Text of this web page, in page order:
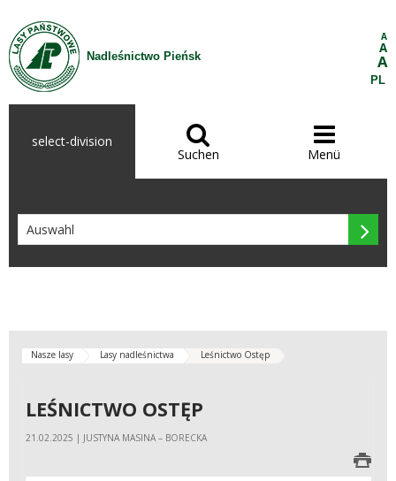
Zum Inhalt wechseln
Nadleśnictwo Pieńsk
A
A
A
PL
select-division 
Suchen

Menü

Nasze lasy Lasy nadleśnictwa Leśnictwo Ostęp
LEŚNICTWO OSTĘP
21.02.2025 | JUSTYNA MASINA – BORECKA